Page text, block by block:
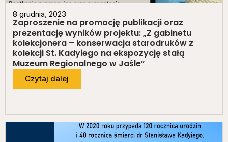
8 grudnia, 2023
Zaproszenie na promocję publikacji oraz
prezentację wyników projektu: „Z gabinetu
kolekcjonera – konserwacja starodruków z
kolekcji St. Kadyiego na ekspozycję stałą
Muzeum Regionalnego w Jaśle”
Czytaj dalej